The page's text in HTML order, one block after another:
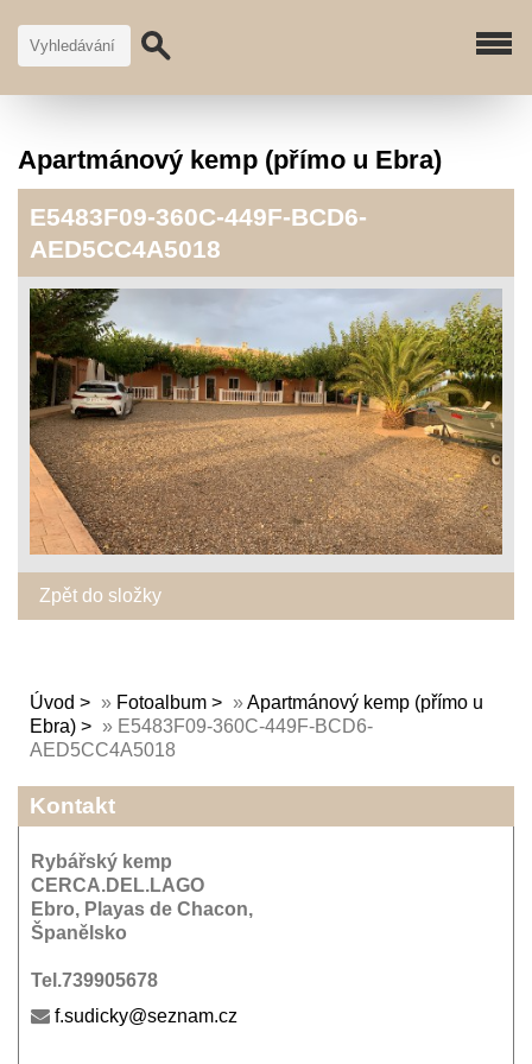
Apartmánový kemp (přímo u Ebra)
E5483F09-360C-449F-BCD6-
AED5CC4A5018
Zpět do složky
Úvod » Fotoalbum »Apartmánový kemp (přímo u
Ebra)
» E5483F09-360C-449F-BCD6-
AED5CC4A5018
Kontakt
Rybářský kemp
CERCA.DEL.LAGO
Ebro, Playas de Chacon,
Španělsko
Tel.739905678
f.sudicky@seznam.cz